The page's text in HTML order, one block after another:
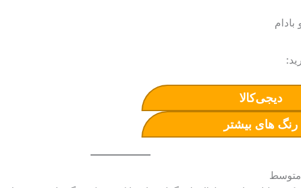
دیجی‌کالا
رنگ های بیشتر